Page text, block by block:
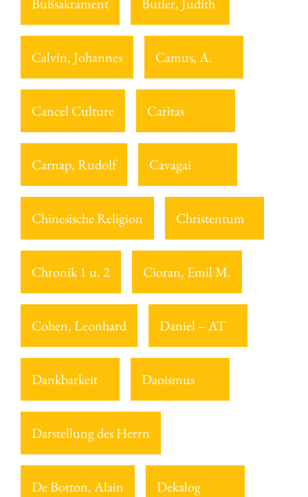
Calvin, Johannes Camus, A.
Cancel Culture Caritas
Carnap, Rudolf Cavagai
Chinesische Religion Christentum
Chronik 1 u. 2 Cioran, Emil M.
Cohen, Leonhard Daniel – AT
Dankbarkeit Daoismus
Darstellung des Herrn
De Botton, Alain Dekalog